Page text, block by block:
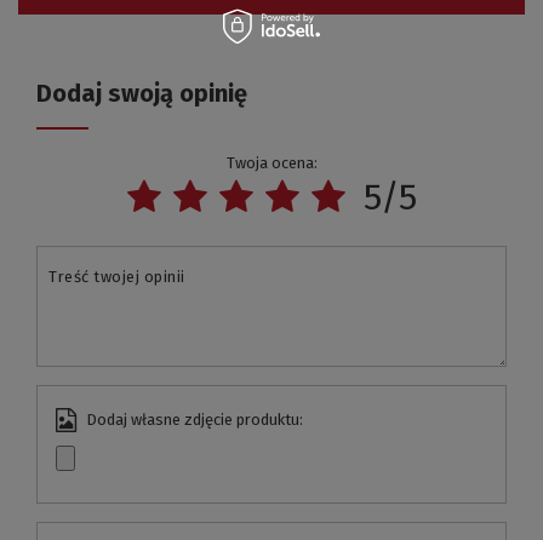
Dodaj swoją opinię
Twoja ocena:
5/5
Treść twojej opinii
Dodaj własne zdjęcie produktu: